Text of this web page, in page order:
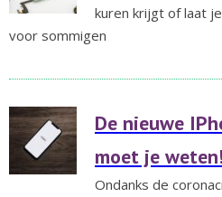
kuren krijgt of laat
voor sommigen
De nieuwe
moet je weten!
Ondanks de